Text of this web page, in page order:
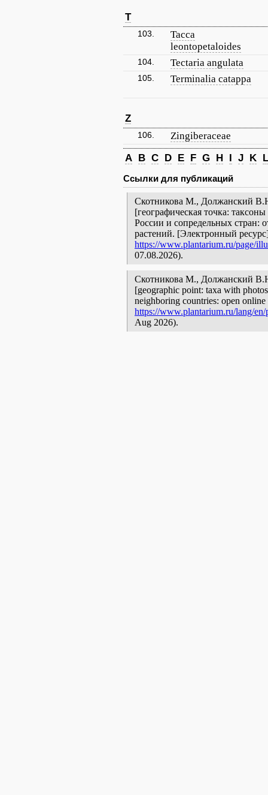
T
103.
Tacca
leontopetaloides
104. Tectaria angulata
105. Terminalia catappa
Z
106.
Zingiberaceae
A B C D E F G H I J K L
Ссылки для публикаций
Скотникова М., Должанский
[географическая точка:
России и сопредельных стран:
растений. [Электронный
https://www.plantarium.ru/page/
07.08.2026).
Скотникова М., Должанский
[geographic point: taxa with
neighboring countries: open
https://www.plantarium.ru/lang/
Aug 2026).